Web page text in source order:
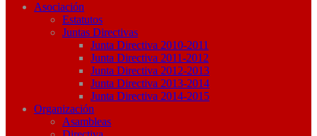
Asociación
Estatutos
Juntas Directivas
Junta Directiva 2010-2011
Junta Directiva 2011-2012
Junta Directiva 2012-2013
Junta Directiva 2013-2014
Junta Directiva 2014-2015
Organización
Asambleas